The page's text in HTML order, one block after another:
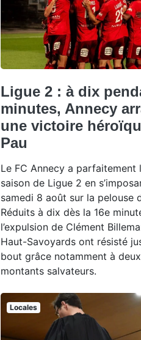
Ligue 2 : à dix
minutes, Annecy
une victoire
Pau
Le FC Annecy a parfaitement
saison de Ligue 2 en
samedi 8 août sur la pelouse
Réduits à dix dès la 16e
l’expulsion de Clément
Haut-Savoyards ont résisté
bout grâce notamment à deux
montants salvateurs.
Locales